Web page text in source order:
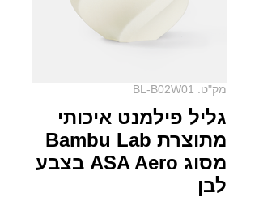
מק"ט: BL-B02W01
גליל פילמנט איכותי
מתוצרת Bambu Lab
מסוג ASA Aero בצבע
לבן